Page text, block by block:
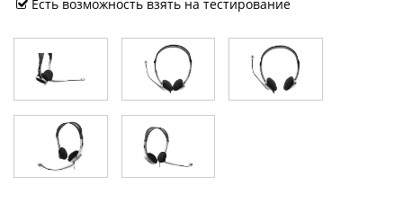
Есть возможность взять на тестирование